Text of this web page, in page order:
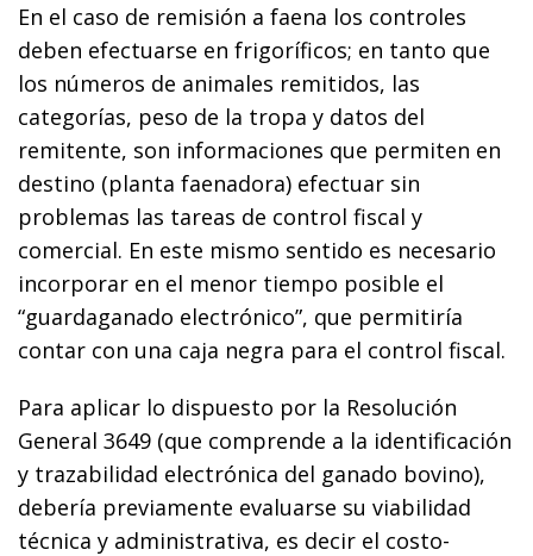
En el caso de remisión a faena los controles
deben efectuarse en frigoríficos; en tanto que
los números de animales remitidos, las
categorías, peso de la tropa y datos del
remitente, son informaciones que permiten en
destino (planta faenadora) efectuar sin
problemas las tareas de control fiscal y
comercial. En este mismo sentido es necesario
incorporar en el menor tiempo posible el
“guardaganado electrónico”, que permitiría
contar con una caja negra para el control fiscal.
Para aplicar lo dispuesto por la Resolución
General 3649 (que comprende a la identificación
y trazabilidad electrónica del ganado bovino),
debería previamente evaluarse su viabilidad
técnica y administrativa, es decir el costo-